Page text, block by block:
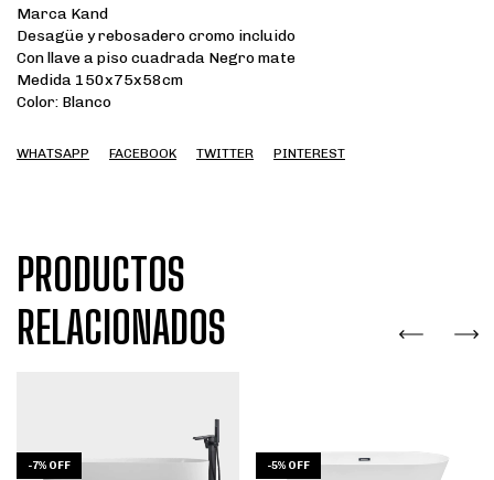
Marca Kand
Desagüe y rebosadero cromo incluido
Con llave a piso cuadrada Negro mate
Medida 150x75x58cm
Color: Blanco
WHATSAPP FACEBOOK TWITTER PINTEREST
PRODUCTOS
RELACIONADOS
-7% OFF -5% OFF